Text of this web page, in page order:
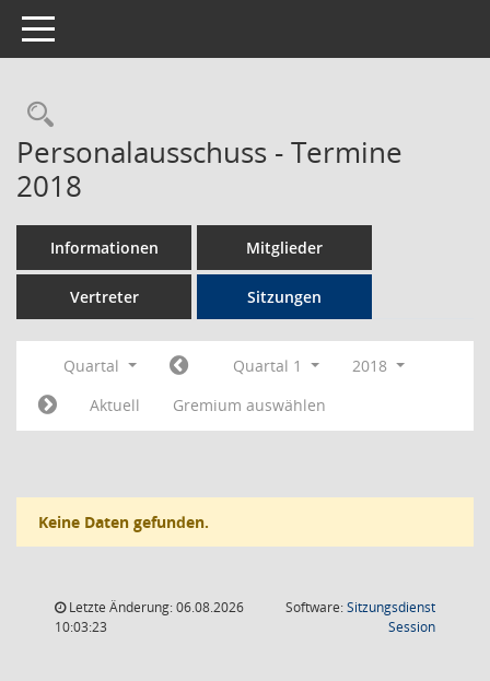
Toggle navigation
Rechercheauswahl
Personalausschuss - Termine
2018
Informationen Mitglieder
Vertreter Sitzungen
Quartal Quartal 1
2018
Aktuell
Gremium auswählen
Keine Daten gefunden.
Letzte Änderung: 06.08.2026
10:03:23
Software:Sitzungsdienst
Session(Wird in